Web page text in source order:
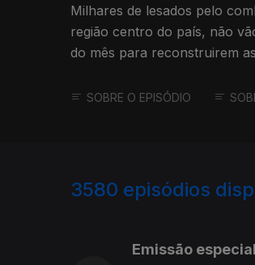
Milhares de lesados pelo
região centro do país, não
do mês para reconstruirem
SOBRE O EPISÓDIO
3580 episódios
Emissão especial